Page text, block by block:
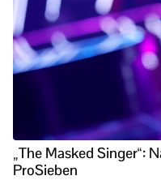
„The Masked Singer“:
ProSieben